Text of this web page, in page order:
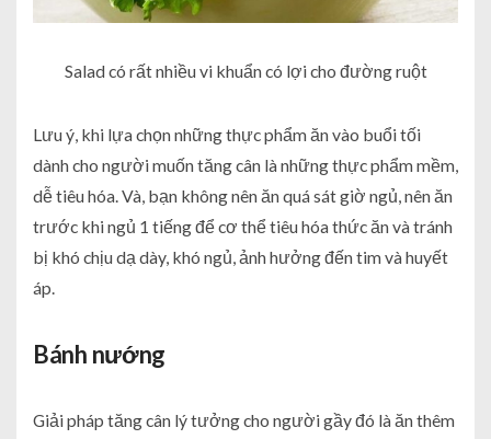
Salad có rất nhiều vi khuẩn có lợi cho đường ruột
Lưu ý, khi lựa chọn những thực phẩm ăn vào buổi tối
dành cho người muốn tăng cân là những thực phẩm mềm,
dễ tiêu hóa. Và, bạn không nên ăn quá sát giờ ngủ, nên ăn
trước khi ngủ 1 tiếng để cơ thể tiêu hóa thức ăn và tránh
bị khó chịu dạ dày, khó ngủ, ảnh hưởng đến tim và huyết
áp.
Bánh nướng
Giải pháp tăng cân lý tưởng cho người gầy đó là ăn thêm